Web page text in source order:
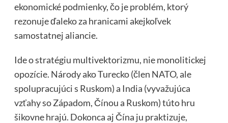
ekonomické podmienky, čo je problém, ktorý
rezonuje ďaleko za hranicami akejkoľvek
samostatnej aliancie.
Ide o stratégiu multivektorizmu, nie monolitickej
opozície. Národy ako Turecko (člen NATO, ale
spolupracujúci s Ruskom) a India (vyvažujúca
vzťahy so Západom, Čínou a Ruskom) túto hru
šikovne hrajú. Dokonca aj Čína ju praktizuje,